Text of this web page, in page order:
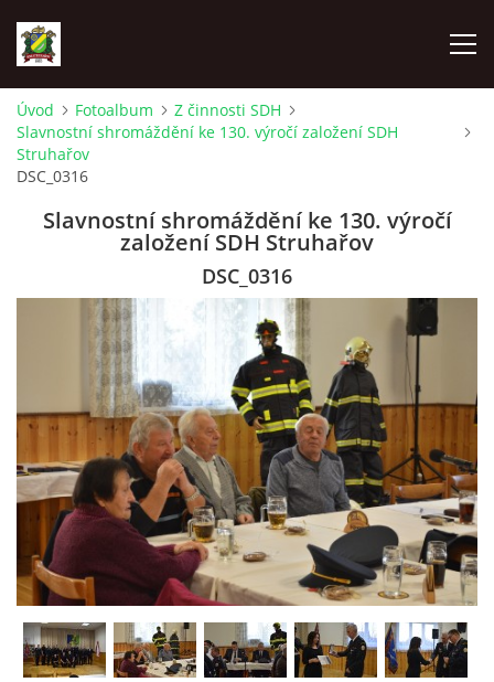
ÚVOD
FOTOALBUM
TECHNIKA
MLÁDEŽ
NAHLÁŠENÍ PÁLENÍ
PRONÁJEM SÁLU POŽÁRNÍHO DOMU
Úvod Fotoalbum
Z činnosti SDH
Slavnostní shromáždění ke 130. výročí založení SDH
Struhařov
DSC_0316
Slavnostní shromáždění ke 130. výročí
založení SDH Struhařov
DSC_0316